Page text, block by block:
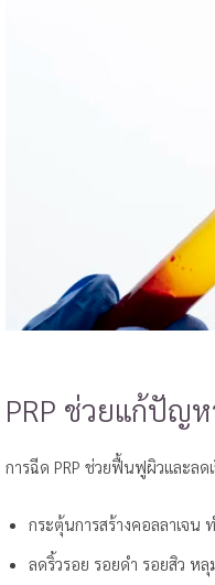
PRP ช่วยแก้ปัญห
การฉีด PRP ช่วยฟื้นฟูผิวและล
กระตุ้นการสร้างคอลลาเจน
ลดริ้วรอย รอยดำ รอยสิว ห